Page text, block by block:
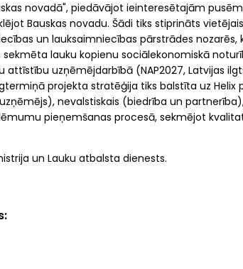
novadā", piedāvājot ieinteresētajām
Bauskas novadu. Šādi tiks stiprināts
un lauksaimniecības pārstrādes
lauku kopienu sociālekonomiskā
attīstību uzņēmējdarbībā (NAP2027, Latvijas
projekta stratēģija tiks balstīta uz Helix
nevalstiskais (biedrība un
pieņemšanas procesā, sekmējot
un Lauku atbalsta dienests.